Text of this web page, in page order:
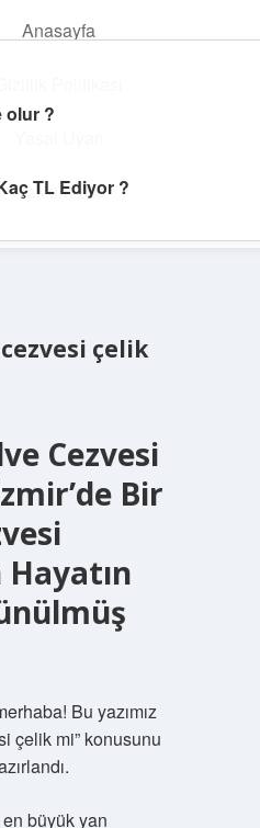
Anasayfa
Hakkımızda
gününü şenlendir!
çelik
Cezvesi
Bir
Bu yazımız
çelik mi” konusunu
en büyük yan
olur ?
TL Ediyor ?